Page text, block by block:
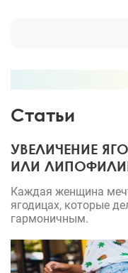
Статьи
УВЕЛИЧЕНИЕ
ИЛИ
Каждая женщина
ягодицах, которые
гармоничным.